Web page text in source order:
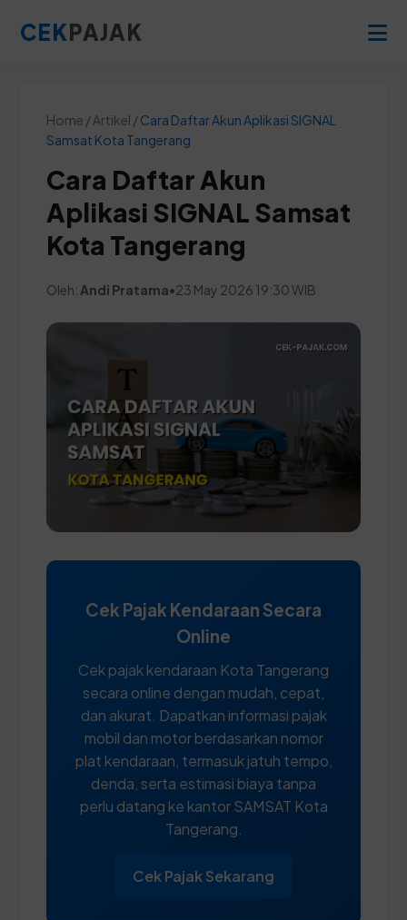
CEKPAJAK
Home / Artikel /Cara Daftar Akun Aplikasi SIGNAL
Samsat Kota Tangerang
Cara Daftar Akun
Aplikasi SIGNAL Samsat
Kota Tangerang
Oleh: Andi Pratama•23 May 2026 19:30 WIB
Cek Pajak Kendaraan Secara
Online
Cek pajak kendaraan Kota Tangerang
secara online dengan mudah, cepat,
dan akurat. Dapatkan informasi pajak
mobil dan motor berdasarkan nomor
plat kendaraan, termasuk jatuh tempo,
denda, serta estimasi biaya tanpa
perlu datang ke kantor SAMSAT Kota
Tangerang.
Cek Pajak Sekarang